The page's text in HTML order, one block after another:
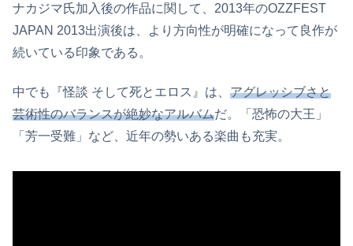
ナカジマ氏加入後の作品に関して、2013年のOZZFEST
JAPAN 2013出演後は、より方向性が明確になって良作が
続いている印象である。
中でも『怪談 そして死とエロス』は、 アグレッシブさと
芸術性のバランスが絶妙なアルバムだ。「恐怖の大王」
「芳一受難」など、近年の勢いある楽曲も充実。